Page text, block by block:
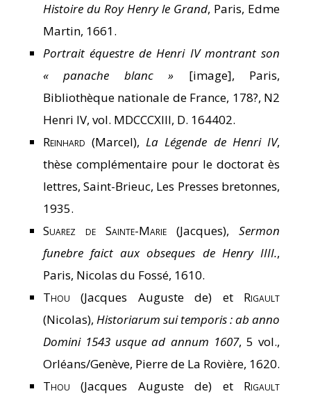
Histoire du Roy Henry le Grand, Paris, Edme
Martin, 1661.
Portrait équestre de Henri IV montrant son
« panache blanc » [image], Paris,
Bibliothèque nationale de France, 178?, N2
Henri IV, vol. MDCCCXIII, D. 164402.
Reinhard (Marcel),La Légende de Henri IV,
thèse complémentaire pour le doctorat ès
lettres, Saint-Brieuc, Les Presses bretonnes,
1935.
Suarez de Sainte-Marie (Jacques),Sermon
funebre faict aux obseques de Henry IIII.,
Paris, Nicolas du Fossé, 1610.
Thou (Jacques Auguste de) et Rigault
(Nicolas), Historiarum sui temporis : ab anno
Domini 1543 usque ad annum 1607, 5 vol.,
Orléans/Genève, Pierre de La Rovière, 1620.
Thou (Jacques Auguste de) et Rigault